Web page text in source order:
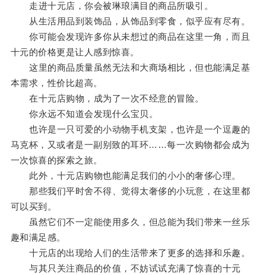
走进十元店，你会被琳琅满目的商品所吸引。
从生活用品到装饰品，从饰品到零食，似乎应有尽有。
你可能会发现许多你从未想过的商品在这里一角，而且
十元的价格更是让人感到惊喜。
这里的商品质量虽然无法和大商场相比，但也能满足基
本需求，性价比超高。
在十元店购物，成为了一次不经意的冒险。
你永远不知道会发现什么宝贝。
也许是一只可爱的小动物手机支架，也许是一个逗趣的
马克杯，又或者是一副别致的耳环……每一次购物都会成为
一次惊喜的探索之旅。
此外，十元店购物也能满足我们的小小的奢侈心理。
那些我们平时舍不得、觉得太奢侈的小玩意，在这里都
可以买到。
虽然它们不一定能使用多久，但总能为我们带来一丝乐
趣和满足感。
十元店的出现给人们的生活带来了更多的选择和乐趣。
与其只关注商品的价值，不妨试试充满了惊喜的十元